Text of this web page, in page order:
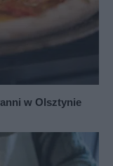
w Olsztynie